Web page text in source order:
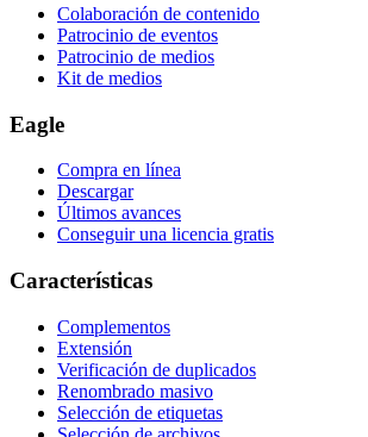
Colaboración de contenido
Patrocinio de eventos
Patrocinio de medios
Kit de medios
Eagle
Compra en línea
Descargar
Últimos avances
Conseguir una licencia gratis
Características
Complementos
Extensión
Verificación de duplicados
Renombrado masivo
Selección de etiquetas